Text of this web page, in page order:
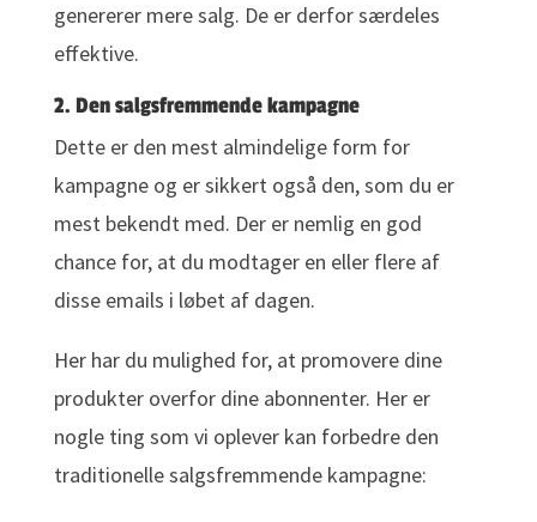
genererer mere salg. De er derfor særdeles
effektive.
2. Den salgsfremmende kampagne
Dette er den mest almindelige form for
kampagne og er sikkert også den, som du er
mest bekendt med. Der er nemlig en god
chance for, at du modtager en eller flere af
disse emails i løbet af dagen.
Her har du mulighed for, at promovere dine
produkter overfor dine abonnenter. Her er
nogle ting som vi oplever kan forbedre den
traditionelle salgsfremmende kampagne: